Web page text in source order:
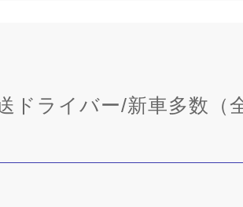
ドライバー/新車多数（